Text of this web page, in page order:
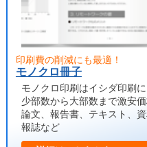
印刷費の削減にも最適！
モノクロ冊子
モノクロ印刷はイシダ印刷に
少部数から大部数まで激安価
論文、報告書、テキスト、
報誌など